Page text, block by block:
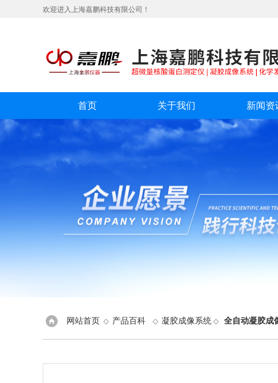
欢迎进入上海嘉鹏科技有限公司！
首页 关于我们 新闻资
网站首页 ◇ 产品百科 ◇ 凝胶成像系统 ◇ 全自动凝胶成